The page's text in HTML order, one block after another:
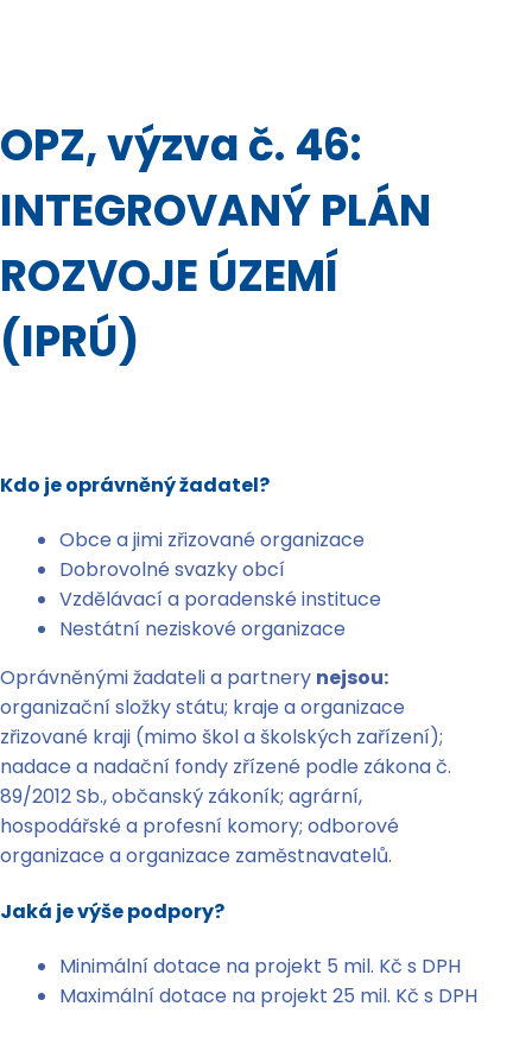
OPZ, výzva č. 46:
INTEGROVANÝ PLÁN
ROZVOJE ÚZEMÍ
(IPRÚ)
Kdo je oprávněný žadatel?
Obce a jimi zřizované organizace
Dobrovolné svazky obcí
Vzdělávací a poradenské instituce
Nestátní neziskové organizace
Oprávněnými žadateli a partnery nejsou:
organizační složky státu; kraje a organizace
zřizované kraji (mimo škol a školských zařízení);
nadace a nadační fondy zřízené podle zákona č.
89/2012 Sb., občanský zákoník; agrární,
hospodářské a profesní komory; odborové
organizace a organizace zaměstnavatelů.
Jaká je výše podpory?
Minimální dotace na projekt 5 mil. Kč s DPH
Maximální dotace na projekt 25 mil. Kč s DPH